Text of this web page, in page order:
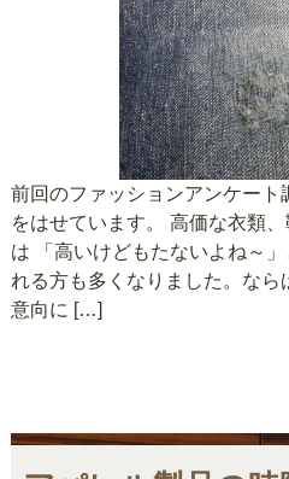
前回のファッションアンケート
をはせています。 高価な衣類
は 「高いけどもたないよね～
れる方も多くなりました。なら
意向に […]